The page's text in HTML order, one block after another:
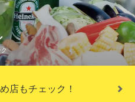
合わせて選べるのも魅力。お
ペアリングをお楽しみくださ
ク
ばグッドモーニングカフェ中
期間限定で開催しております♪
店もチェック！